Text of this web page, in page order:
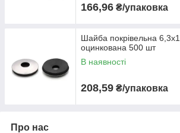
166,96 ₴/упаковка
Шайба покрівельна
оцинкована 500 шт
В наявності
208,59 ₴/упаковка
Про нас